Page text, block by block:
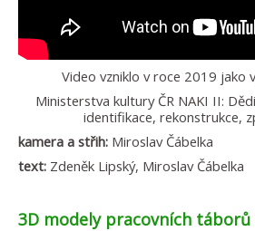
Video vzniklo v roce 2019 jako
Ministerstva kultury ČR NAKI II:
identifikace, rekonstrukce,
kamera a střih: Miroslav Čábelka
text: Zdeněk Lipský, Miroslav Čábelka
3D modely pracovních táborů